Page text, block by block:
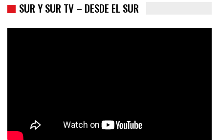
SUR Y SUR TV – DESDE EL SUR